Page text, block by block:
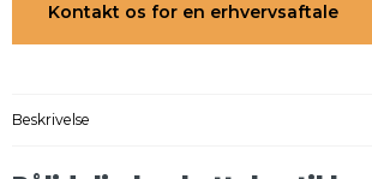
Kontakt os for en erhvervsaftale
Beskrivelse